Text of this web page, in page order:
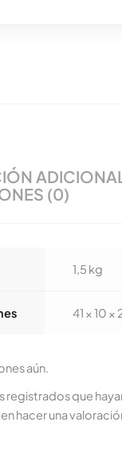
ADICIONAL
(0)
1,5 kg
41 × 10 ×
aún.
registrados que
hacer una